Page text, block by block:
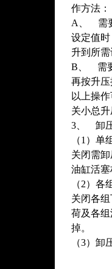
作方法：
A、 需
设定值
升到所
B、 需
再按升
以上操
关小总
3、 卸
（1）单
关闭需
油缸活
（2）各
关闭各
荷及各
掉。
（3）